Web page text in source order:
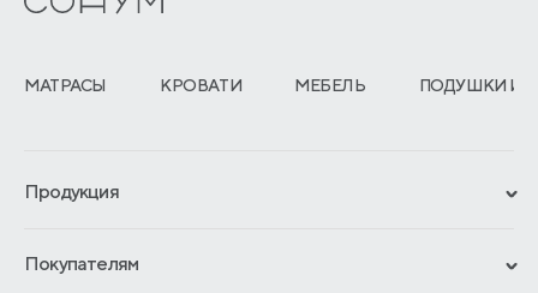
МАТРАСЫ КРОВАТИ МЕБЕЛЬ ПОДУШКИ И
Продукция
Гарантии
Покупателям